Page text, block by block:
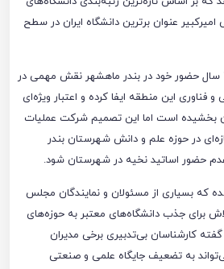
عنوان برترین دانشگاه ایران در سطح
دانشگاه امیرکبیر در طول ۲۴ سال حضور خود در بندر ماهشهر نقش مهمی در
این منطقه ایفا کرده و اعتبار ویژه‌ای
بخشیده است اما این تصمیم شرکت عملیات
در حوزه علم و دانش شهرستان بندر
حضور اساتید نخیه در شهرستان شود.
که بسیاری از مسئولان و نمایندگان مجلس
برای جذب دانشگاه‌های معتبر به حوزه‌های
گفته کارشناسان بی‌تدبیری برخی مدیران
به تضعیف جایگاه علمی و صنعتی